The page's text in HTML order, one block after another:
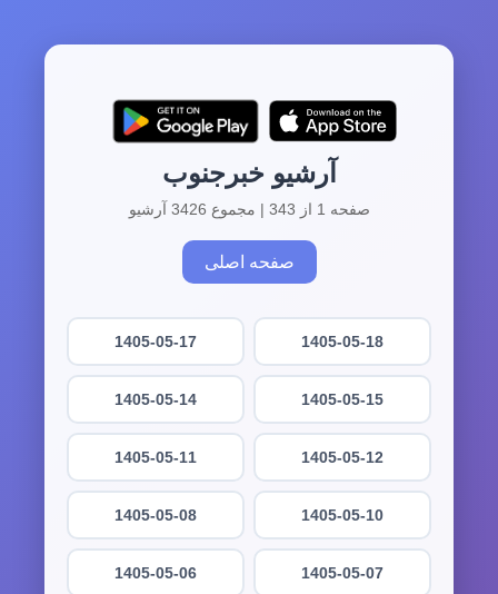
آرشیو خبرجنوب
صفحه 1 از 343 | مجموع 3426 آرشیو
صفحه اصلی
1405-05-18
1405-05-17
1405-05-15
1405-05-14
1405-05-12
1405-05-11
1405-05-10
1405-05-08
1405-05-07
1405-05-06